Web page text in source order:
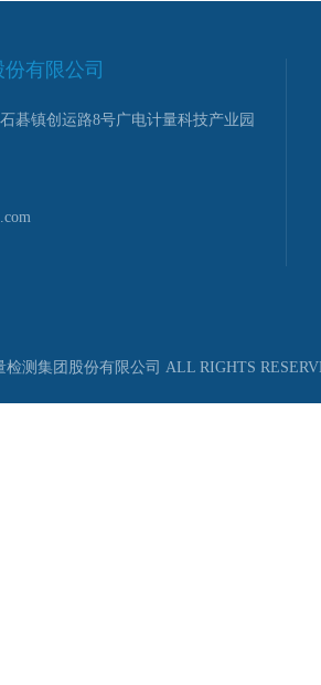
有限公司
碁镇创运路8号广电计量科技产业园
检测集团股份有限公司 ALL RIGHTS